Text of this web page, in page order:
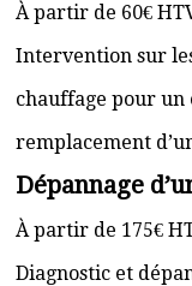
À partir de 60€
Intervention sur
chauffage pour un
remplacement
Dépannage
À partir de 175€
Diagnostic et